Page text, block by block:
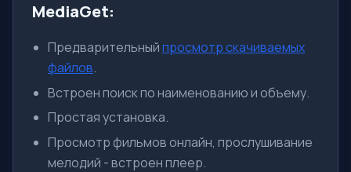
MediaGet:
Предварительныйпросмотр скачиваемых
файлов.
Встроен поиск по наименованию и объему.
Простая установка.
Просмотр фильмов онлайн, прослушивание
мелодий - встроен плеер.